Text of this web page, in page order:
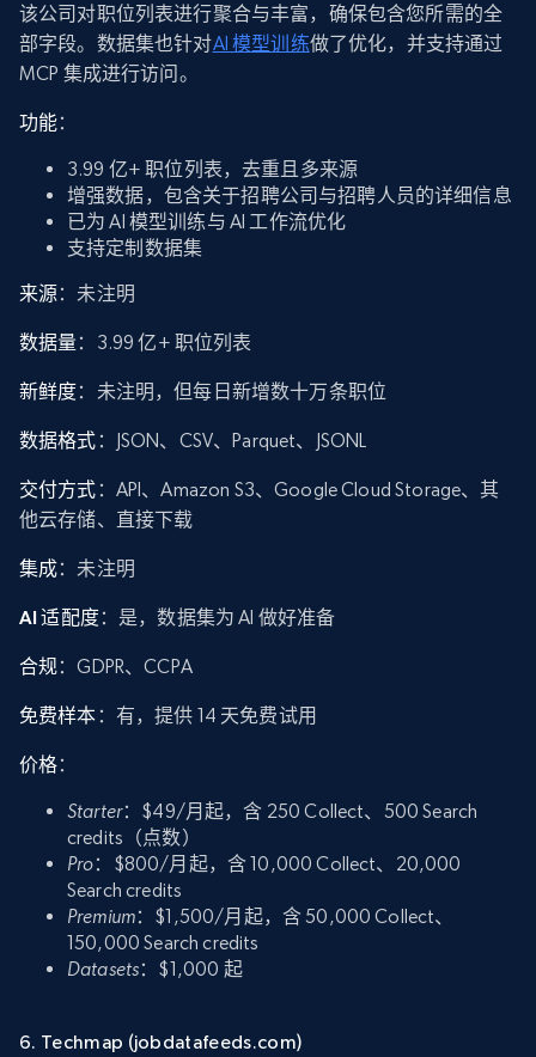
该公司对职位列表进行聚合与丰富，确保包含您所需的全
部字段。数据集也针对AI 模型训练做了优化，并支持通过
MCP 集成进行访问。
功能：
3.99 亿+ 职位列表，去重且多来源
增强数据，包含关于招聘公司与招聘人员的详细信息
已为 AI 模型训练与 AI 工作流优化
支持定制数据集
来源：未注明
数据量：3.99 亿+ 职位列表
新鲜度：未注明，但每日新增数十万条职位
数据格式 ：JSON、CSV、Parquet、JSONL
交付方式 ：API、Amazon S3、Google Cloud Storage、其
他云存储、直接下载
集成：未注明
AI 适配度：是，数据集为 AI 做好准备
合规：GDPR、CCPA
免费样本 ：有，提供 14 天免费试用
价格：
Starter：$49/月起，含 250 Collect、500 Search
credits（点数）
Pro：$800/月起，含 10,000 Collect、20,000
Search credits
Premium：$1,500/月起，含 50,000 Collect、
150,000 Search credits
Datasets：$1,000 起
6. Techmap (jobdatafeeds.com)